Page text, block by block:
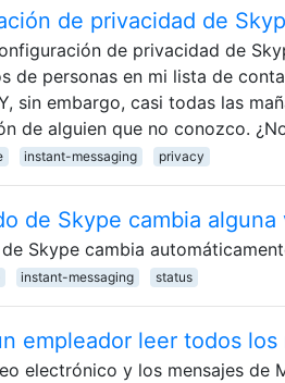
de privacidad de
de privacidad de
de personas en mi lista de
sin embargo, casi todas las
de alguien que no conozco.
instant-messaging privacy
de Skype cambia
Skype cambia
instant-messaging status
empleador leer todos
electrónico y los mensajes